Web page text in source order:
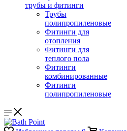
трубы и фитинги
Трубы
полипропиленовые
Фитинги для
отопления
Фитинги для
теплого пола
Фитинги
комбинированные
Фитинги
полипропиленовые